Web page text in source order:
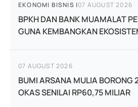
EKONOMI BISNIS |07 AUGUST 2026
BPKH DAN BANK MUAMALAT
GUNA KEMBANGKAN
07 AUGUST 2026
BUMI ARSANA MULIA BORONG
OKAS SENILAI RP60,75 MILIAR